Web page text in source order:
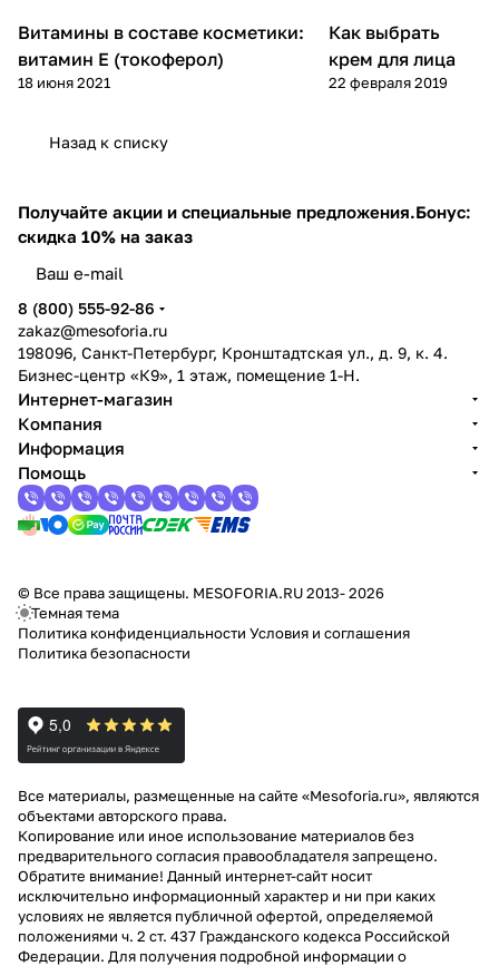
Уход за лицом
Витамины в составе косметики:
витамин Е (токоферол)
18 июня 2021
Уход за лицом
Как выбрать
крем для лица
22 февраля 2019
Назад к списку
Получайте акции и специальные предложения.Бонус:
скидка 10% на заказ
8 (800) 555-92-86
zakaz@mesoforia.ru
198096, Санкт-Петербург, Кронштадтская ул., д. 9, к. 4.
Бизнес-центр «К9», 1 этаж, помещение 1-Н.
Интернет-магазин
Компания
Информация
Помощь
© Все права защищены. MESOFORIA.RU 2013- 2026
Темная тема
Политика конфиденциальности Условия и соглашения
Политика безопасности
Все материалы, размещенные на сайте «Mesoforia.ru», являются
объектами авторского права.
Копирование или иное использование материалов без
предварительного согласия правообладателя запрещено.
Обратите внимание! Данный интернет-сайт носит
исключительно информационный характер и ни при каких
условиях не является публичной офертой, определяемой
положениями ч. 2 ст. 437 Гражданского кодекса Российской
Федерации. Для получения подробной информации о